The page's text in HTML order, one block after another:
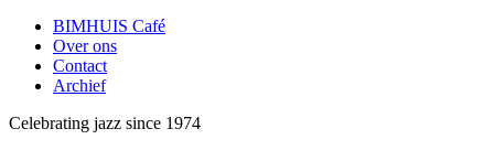
BIMHUIS Café
Over ons
Contact
Archief
Celebrating jazz since 1974